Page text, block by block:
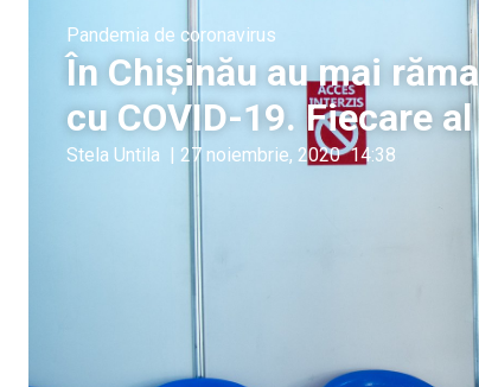
Pandemia de coronavirus
În Chișinău au mai
cu COVID-19. Fiecare
Stela Untila | 27 noiembrie, 2020 14:38